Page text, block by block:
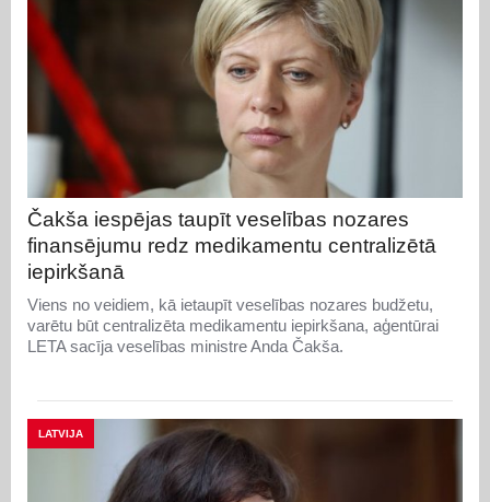
Čakša iespējas taupīt veselības nozares
finansējumu redz medikamentu centralizētā
iepirkšanā
Viens no veidiem, kā ietaupīt veselības nozares budžetu,
varētu būt centralizēta medikamentu iepirkšana, aģentūrai
LETA sacīja veselības ministre Anda Čakša.
LATVIJA